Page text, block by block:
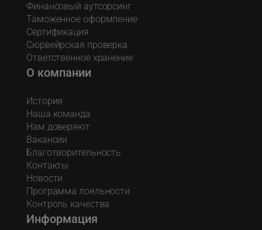
Финансовый аутсорсинг
Таможенное оформление
Сертификация
Сюрвейрская проверка
Ответственное хранение
О компании
История
Наша команда
Нам доверяют
Вакансии
Благотворительность
Контакты
Новости
Программа лояльности
Контроль качества
Информация